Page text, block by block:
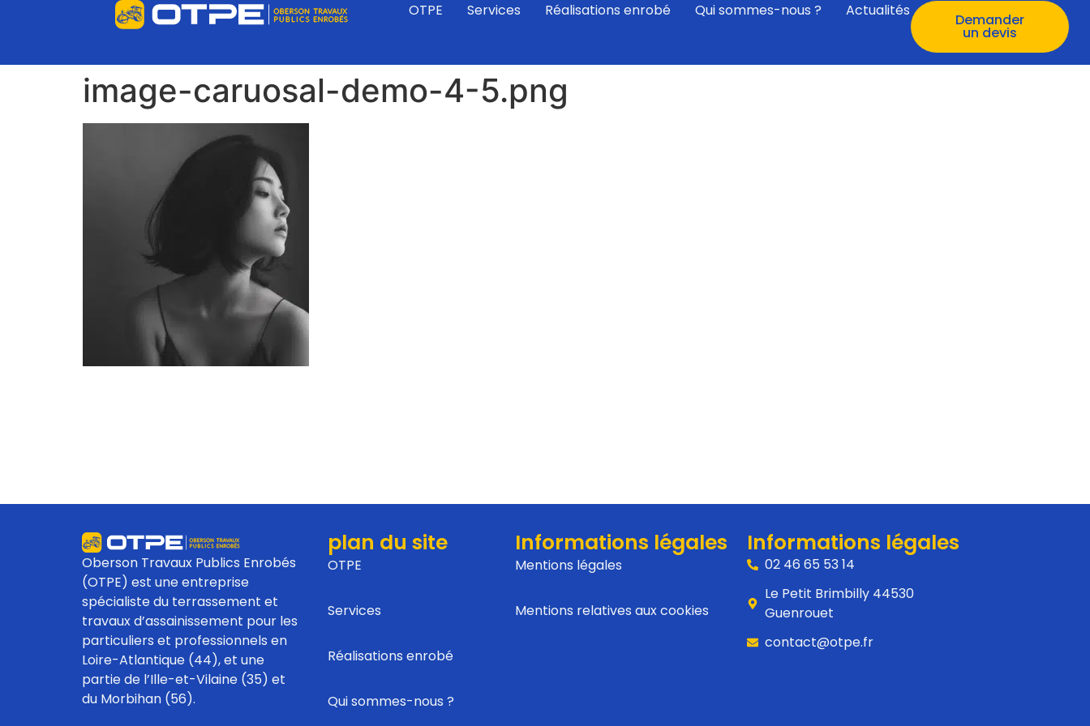
OTPE Services Réalisations enrobé Qui sommes-nous ? Actualités
Demander
un devis
image-caruosal-demo-4-5.png
Oberson Travaux Publics Enrobés
(OTPE) est une entreprise
spécialiste du terrassement et
travaux d’assainissement pour les
particuliers et professionnels en
Loire-Atlantique (44), et une
partie de l’Ille-et-Vilaine (35) et
du Morbihan (56).
plan du site
OTPE
Services
Réalisations enrobé
Qui sommes-nous ?
Informations légales
Mentions légales
Mentions relatives aux cookies
Informations légales
02 46 65 53 14
Le Petit Brimbilly 44530
Guenrouet
contact@otpe.fr